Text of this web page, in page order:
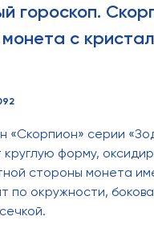
гороскоп.
с
«Скорпион» серии
круглую форму,
стороны монета
по окружности,